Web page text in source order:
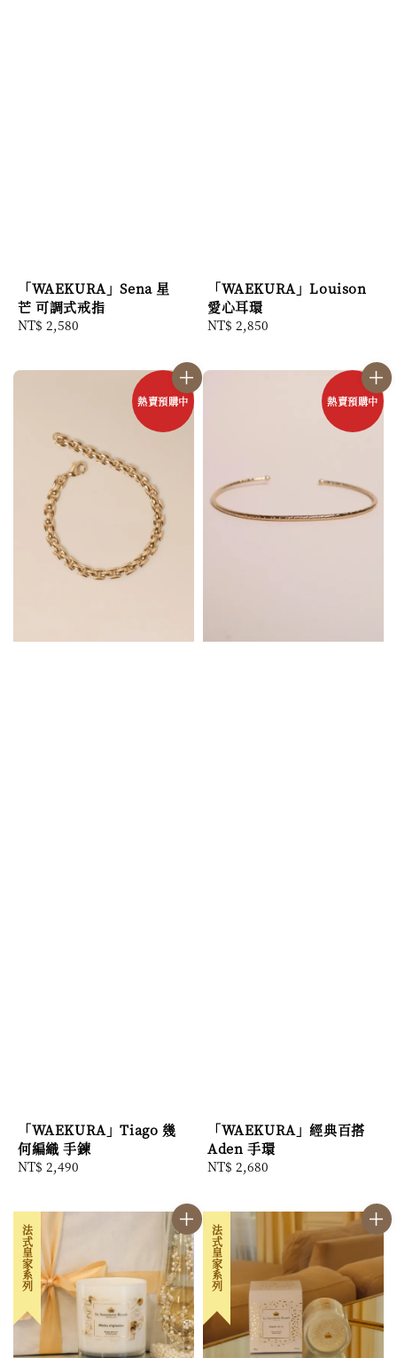
「WAEKURA」Sena 星
芒 可調式戒指
Regular
NT$ 2,580
「WAEKURA」Louison
愛心耳環
Regular
NT$ 2,850
熱賣預購中
「WAEKURA」Tiago 幾
何編織 手鍊
Regular
NT$ 2,490
熱賣預購中
「WAEKURA」經典百搭
Aden 手環
Regular
NT$ 2,680
法式皇家系列 法式皇家系列